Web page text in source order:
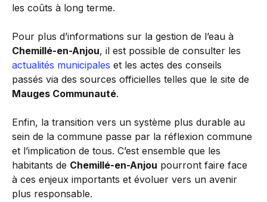
les coûts à long terme.
Pour plus d’informations sur la gestion de l’eau à
Chemillé-en-Anjou, il est possible de consulter les
actualités municipales et les actes des conseils
passés via des sources officielles telles que le site de
Mauges Communauté.
Enfin, la transition vers un système plus durable au
sein de la commune passe par la réflexion commune
et l’implication de tous. C’est ensemble que les
habitants de Chemillé-en-Anjou pourront faire face
à ces enjeux importants et évoluer vers un avenir
plus responsable.